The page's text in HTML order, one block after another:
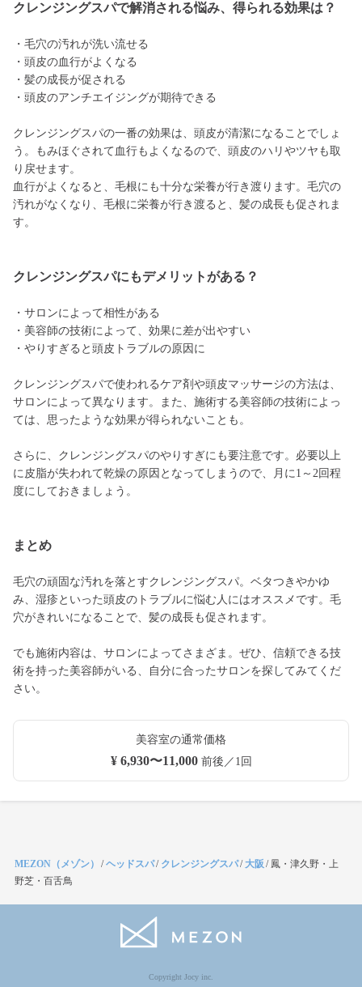
クレンジングスパで解消される悩み、得られる効果は？
・毛穴の汚れが洗い流せる
・頭皮の血行がよくなる
・髪の成長が促される
・頭皮のアンチエイジングが期待できる
クレンジングスパの一番の効果は、頭皮が清潔になることでしょ
う。もみほぐされて血行もよくなるので、頭皮のハリやツヤも取
り戻せます。
血行がよくなると、毛根にも十分な栄養が行き渡ります。毛穴の
汚れがなくなり、毛根に栄養が行き渡ると、髪の成長も促されま
す。
クレンジングスパにもデメリットがある？
・サロンによって相性がある
・美容師の技術によって、効果に差が出やすい
・やりすぎると頭皮トラブルの原因に
クレンジングスパで使われるケア剤や頭皮マッサージの方法は、
サロンによって異なります。また、施術する美容師の技術によっ
ては、思ったような効果が得られないことも。
さらに、クレンジングスパのやりすぎにも要注意です。必要以上
に皮脂が失われて乾燥の原因となってしまうので、月に1～2回程
度にしておきましょう。
まとめ
毛穴の頑固な汚れを落とすクレンジングスパ。ベタつきやかゆ
み、湿疹といった頭皮のトラブルに悩む人にはオススメです。毛
穴がきれいになることで、髪の成長も促されます。
でも施術内容は、サロンによってさまざま。ぜひ、信頼できる技
術を持った美容師がいる、自分に合ったサロンを探してみてくだ
さい。
美容室の通常価格
¥ 6,930〜11,000前後／1回
MEZON（メゾン） /ヘッドスパ/ クレンジングスパ/大阪 / 鳳・津久野・上
野芝・百舌鳥
Copyright Jocy inc.